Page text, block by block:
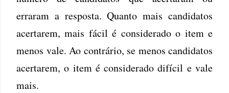
erraram a resposta. Quanto mais candidatos
acertarem, mais fácil é considerado o item e
menos vale. Ao contrário, se menos candidatos
acertarem, o item é considerado difícil e vale
mais.